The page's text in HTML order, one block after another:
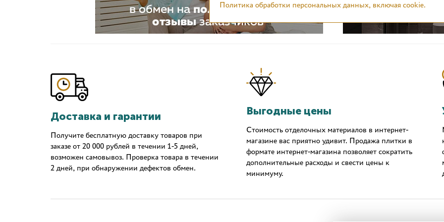
Доставка и гарантии
Получите бесплатную доставку товаров при
заказе от 20 000 рублей в течении 1-5 дней,
возможен самовывоз. Проверка товара в течении
2 дней, при обнаружении дефектов обмен.
Выгодные цены
Стоимость отделочных материалов в интернет-
магазине вас приятно удивит. Продажа плитки в
формате интернет-магазина позволяет сократить
дополнительные расходы и свести цены к
минимуму.
Политика обработки персональных данных, включая cookie.